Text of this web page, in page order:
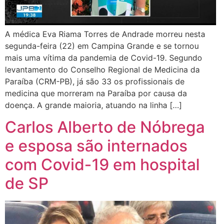
A médica Eva Riama Torres de Andrade morreu nesta
segunda-feira (22) em Campina Grande e se tornou
mais uma vítima da pandemia de Covid-19. Segundo
levantamento do Conselho Regional de Medicina da
Paraíba (CRM-PB), já são 33 os profissionais de
medicina que morreram na Paraíba por causa da
doença. A grande maioria, atuando na linha […]
Carlos Alberto de Nóbrega
e esposa são internados
com Covid-19 em hospital
de SP